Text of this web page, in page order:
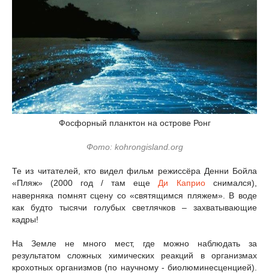
Фосфорный планктон на острове Ронг
Фото: kohrongisland.org
Те из читателей, кто видел фильм режиссёра Денни Бойла
«Пляж» (2000 год / там еще Ди Каприо снимался),
наверняка помнят сцену со «святящимся пляжем». В воде
как будто тысячи голубых светлячков – захватывающие
кадры!
На Земле не много мест, где можно наблюдать за
результатом сложных химических реакций в организмах
крохотных организмов (по научному - биолюминесценцией).